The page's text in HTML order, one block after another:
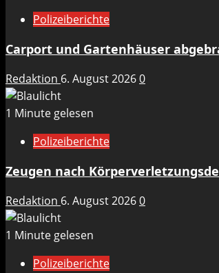
Polizeiberichte
Carport und Gartenhäuser
Redaktion 6. August 20260
1 Minute gelesen
Polizeiberichte
Zeugen nach
Redaktion 6. August 20260
1 Minute gelesen
Polizeiberichte